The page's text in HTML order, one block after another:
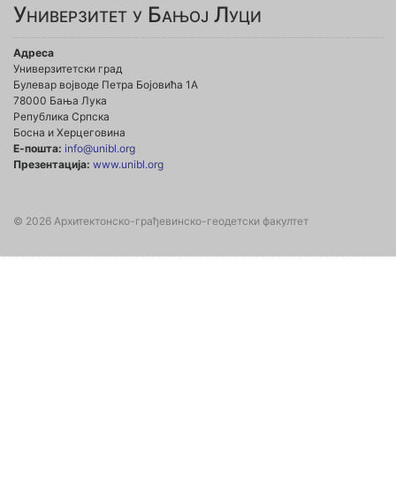
Универзитет у Бањој Луци
Адреса
Универзитетски град
Булевар војводе Петра Бојовића 1А
78000 Бања Лука
Република Српска
Босна и Херцеговина
Е-пошта: info@unibl.org
Презентација: www.unibl.org
© 2026 Архитектонско-грађевинско-геодетски факултет